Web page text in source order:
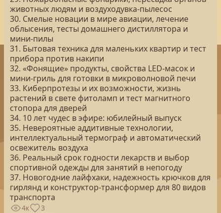
животных людям и воздуходувка-пылесос
30. Смелые новации в мире авиации, лечение
облысения, тесты домашнего дистиллятора и
мини-пилы
31. Бытовая техника для маленьких квартир и тест
прибора против накипи
32. «Фонящие» продукты, свойства LED-масок и
мини-гриль для готовки в микроволновой печи
33. Киберпротезы и их возможности, жизнь
растений в свете фитоламп и тест магнитного
стопора для дверей
34. 10 лет чудес в эфире: юбилейный выпуск
35. Невероятные аддитивные технологии,
интеллектуальный термограф и автоматический
освежитель воздуха
36. Реальный срок годности лекарств и выбор
спортивной одежды для занятий в непогоду
37. Новогодние лайфхаки, надежность крючков для
гирлянд и конструктор-трансформер для 80 видов
транспорта
4к 3